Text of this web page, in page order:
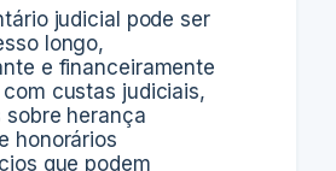
judicial pode ser
longo,
e financeiramente
custas judiciais,
sobre herança
honorários
que podem